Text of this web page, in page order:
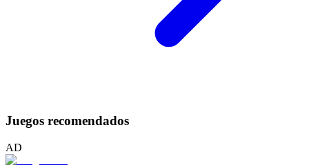
Juegos recomendados
AD